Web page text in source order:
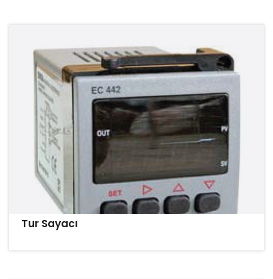
Tur Sayacı